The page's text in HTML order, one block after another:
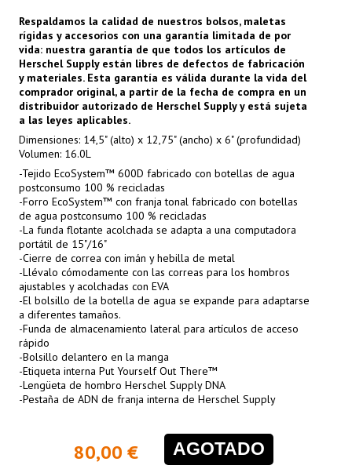
Respaldamos la calidad de nuestros bolsos, maletas
rígidas y accesorios con una garantía limitada de por
vida: nuestra garantía de que todos los artículos de
Herschel Supply están libres de defectos de fabricación
y materiales. Esta garantía es válida durante la vida del
comprador original, a partir de la fecha de compra en un
distribuidor autorizado de Herschel Supply y está sujeta
a las leyes aplicables.
Dimensiones: 14,5" (alto) x 12,75" (ancho) x 6" (profundidad)
Volumen: 16.0L
-Tejido EcoSystem™ 600D fabricado con botellas de agua
postconsumo 100 % recicladas
-Forro EcoSystem™ con franja tonal fabricado con botellas
de agua postconsumo 100 % recicladas
-La funda flotante acolchada se adapta a una computadora
portátil de 15"/16"
-Cierre de correa con imán y hebilla de metal
-Llévalo cómodamente con las correas para los hombros
ajustables y acolchadas con EVA
-El bolsillo de la botella de agua se expande para adaptarse
a diferentes tamaños.
-Funda de almacenamiento lateral para artículos de acceso
rápido
-Bolsillo delantero en la manga
-Etiqueta interna Put Yourself Out There™
-Lengüeta de hombro Herschel Supply DNA
-Pestaña de ADN de franja interna de Herschel Supply
80,00 € AGOTADO